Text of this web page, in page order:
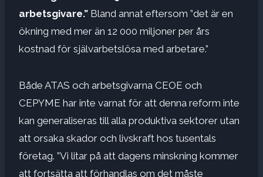
arbetsgivare.” Bland annat eftersom ”det är en
ökning med mer än 12 000 miljoner per års
kostnad för självarbetslösa med arbetare.”
Både ATAS och arbetsgivarna CEOE och
CEPYME har inte varnat för att denna reform inte
kan generaliseras till alla produktiva sektorer utan
att orsaka skador och livskraft hos tusentals
företag. ”Vi litar på att dagens minskning kommer
att fortsätta att förhandlas om det måste